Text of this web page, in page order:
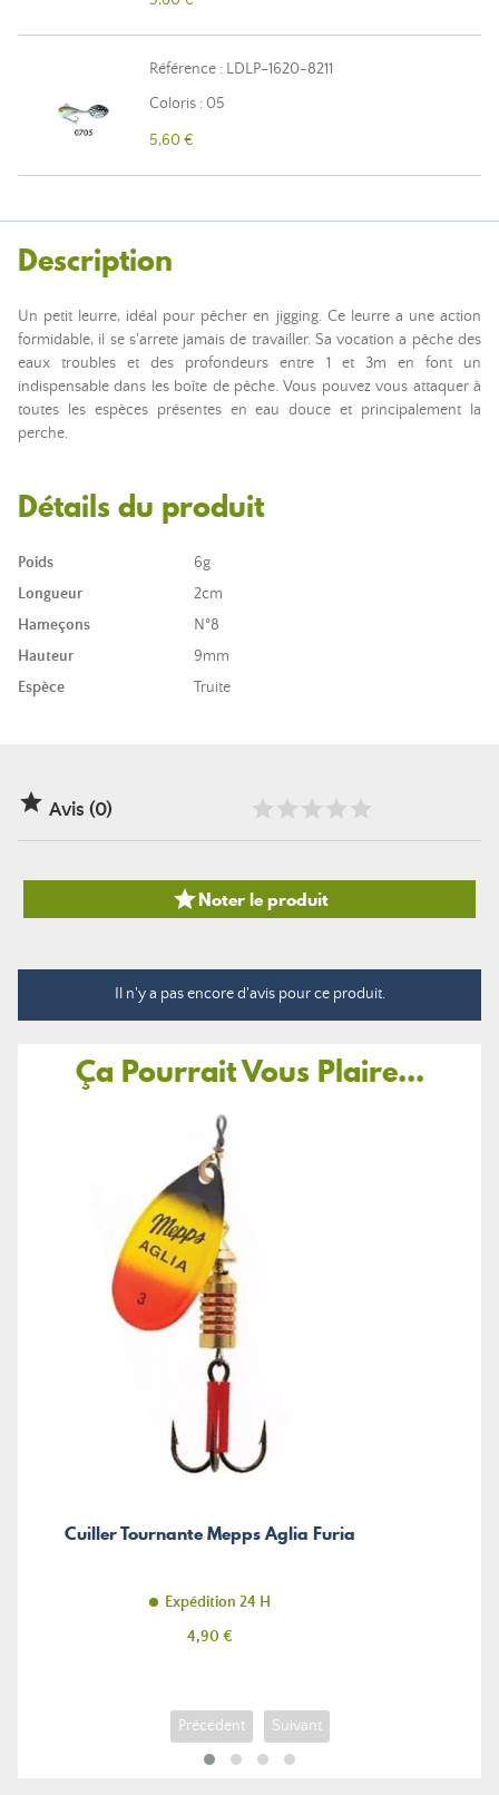
Référence : LDLP-1620-8211
Coloris : 05
5,60 €
Description
Un petit leurre, idéal pour pêcher en jigging. Ce leurre a une action
formidable, il se s'arrete jamais de travailler. Sa vocation a pêche des
eaux troubles et des profondeurs entre 1 et 3m en font un
indispensable dans les boîte de pêche. Vous pouvez vous attaquer à
toutes les espèces présentes en eau douce et principalement la
perche.
Détails du produit
Poids
6g
Longueur
2cm
Hameçons
N°8
Hauteur
9mm
Espèce
Truite
 Avis (0)
Noter le produit
Il n'y a pas encore d'avis pour ce produit.
Ça Pourrait Vous Plaire...
Cuiller Tournante Mepps Aglia Furia
Expédition 24 H
Prix
4,90 €
Précédent Suivant